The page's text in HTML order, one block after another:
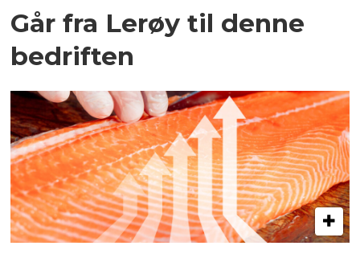
Går fra Lerøy til denne
bedriften